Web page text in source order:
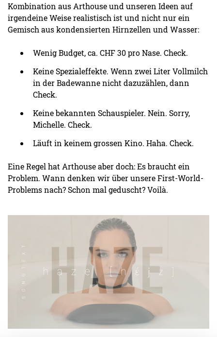
Kombination aus Arthouse und unseren Ideen auf
irgendeine Weise realistisch ist und nicht nur ein
Gemisch aus kondensierten Hirnzellen und Wasser:
Wenig Budget, ca. CHF 30 pro Nase. Check.
Keine Spezialeffekte. Wenn zwei Liter Vollmilch
in der Badewanne nicht dazuzählen, dann
Check.
Keine bekannten Schauspieler. Nein. Sorry,
Michelle. Check.
Läuft in keinem grossen Kino. Haha. Check.
Eine Regel hat Arthouse aber doch: Es braucht ein
Problem. Wann denken wir über unsere First-World-
Problems nach? Schon mal geduscht? Voilà.